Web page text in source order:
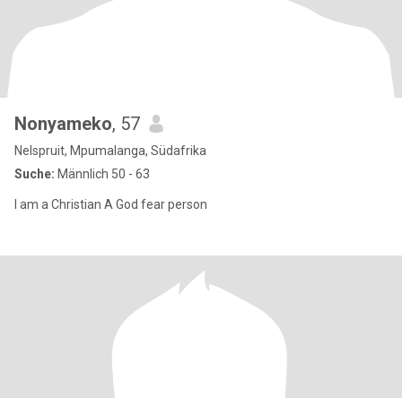
Nonyameko, 57
Nelspruit, Mpumalanga, Südafrika
Suche: Männlich 50 - 63
I am a Christian A God fear person